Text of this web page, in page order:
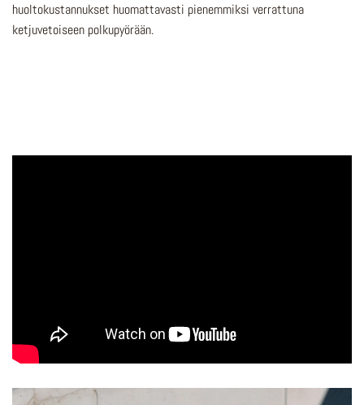
huoltokustannukset huomattavasti pienemmiksi verrattuna
ketjuvetoiseen polkupyörään.